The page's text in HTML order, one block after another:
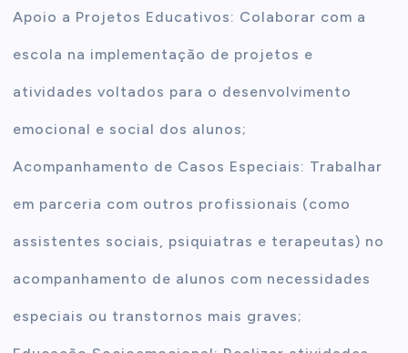
Apoio a Projetos Educativos: Colaborar com a
escola na implementação de projetos e
atividades voltados para o desenvolvimento
emocional e social dos alunos;
Acompanhamento de Casos Especiais: Trabalhar
em parceria com outros profissionais (como
assistentes sociais, psiquiatras e terapeutas) no
acompanhamento de alunos com necessidades
especiais ou transtornos mais graves;